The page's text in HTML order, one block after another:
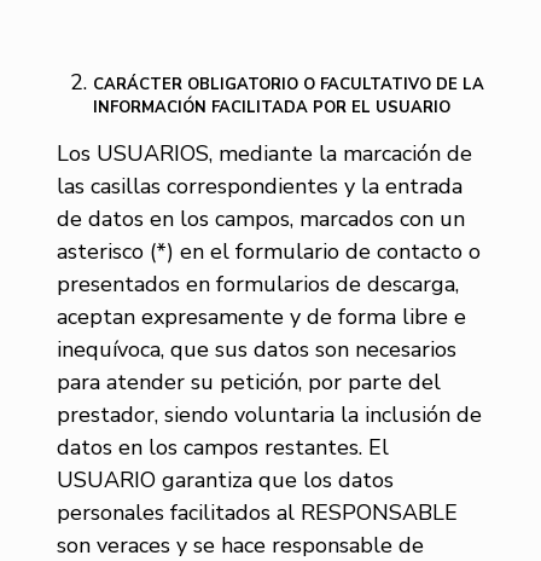
CARÁCTER OBLIGATORIO O FACULTATIVO DE LA
INFORMACIÓN FACILITADA POR EL USUARIO
Los USUARIOS, mediante la marcación de
las casillas correspondientes y la entrada
de datos en los campos, marcados con un
asterisco (*) en el formulario de contacto o
presentados en formularios de descarga,
aceptan expresamente y de forma libre e
inequívoca, que sus datos son necesarios
para atender su petición, por parte del
prestador, siendo voluntaria la inclusión de
datos en los campos restantes. El
USUARIO garantiza que los datos
personales facilitados al RESPONSABLE
son veraces y se hace responsable de